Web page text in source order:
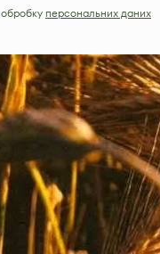
обробку персональних даних